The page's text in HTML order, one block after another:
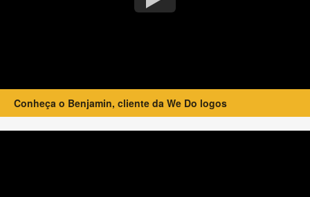
Conheça o Benjamin, cliente da We Do logos